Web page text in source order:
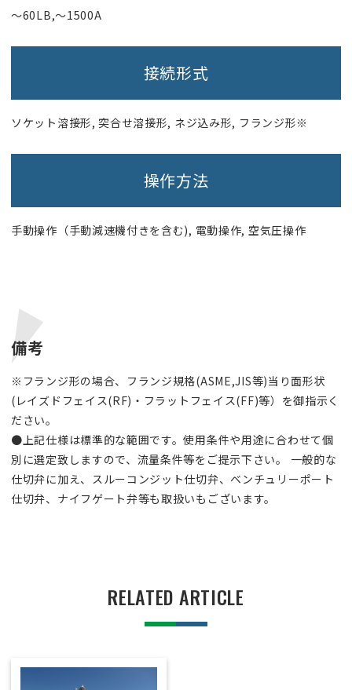
〜60LB,〜1500A
接続形式
ソケット溶接形, 突合せ溶接形, ネジ込み形, フランジ形※
操作方法
手動操作（手動減速機付きを含む), 電動操作, 空気圧操作
備考
※フランジ形の場合、フランジ規格(ASME,JIS等)当り面形状
(レイズドフェイス(RF)・フラットフェイス(FF)等）を御指示く
ださい。
●上記仕様は標準的な範囲です。使用条件や用途に合わせて個
別に選定致しますので、流量条件等をご提示下さい。 一般的な
仕切弁に加え、スルーコンジット仕切弁、ベンチュリーポート
仕切弁、ナイフゲート弁等も取扱いもございます。
RELATED ARTICLE